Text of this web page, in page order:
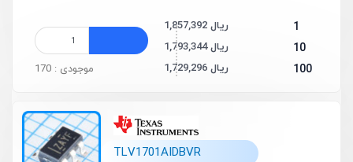
1 1,857,392 ریال
10 1,793,344 ریال
100 1,729,296 ریال موجودی : 170
TLV1701AIDBVR